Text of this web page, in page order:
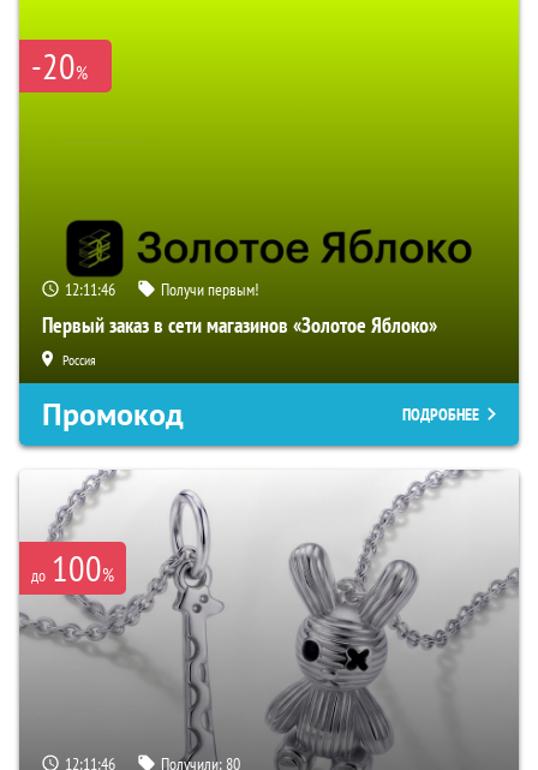
-20%
12:11:45 Получи первым!
Первый заказ в сети магазинов «Золотое Яблоко»
Россия
Промокод ПОДРОБНЕЕ
до 100%
12:11:45 Получили:80